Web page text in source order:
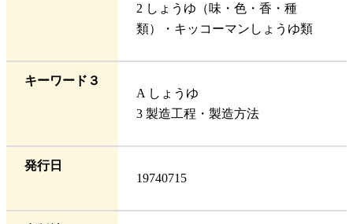
2 しょうゆ（味・色・香・種
類）・キッコーマンしょうゆ類
キーワード３
A しょうゆ
3 製造工程・製造方法
発行日
19740715